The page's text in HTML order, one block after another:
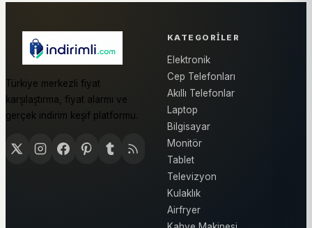
Türkiye merkezli fiyat
karşılaştırma, fiyat alarmı ve
gerçek indirim keşif platformu.
KATEGORILER
Elektronik
Cep Telefonları
Akıllı Telefonlar
Laptop
Bilgisayar
Monitör
Tablet
Televizyon
Kulaklık
Airfryer